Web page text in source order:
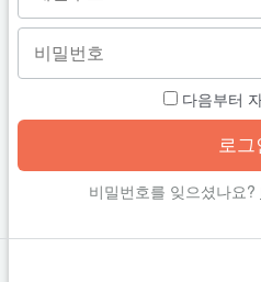
다음부터
비밀번호를 잊으셨나요?